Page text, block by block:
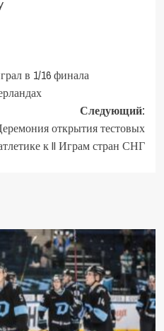
в 1/16 финала
Следующий:
открытия тестовых
к II Играм стран СНГ